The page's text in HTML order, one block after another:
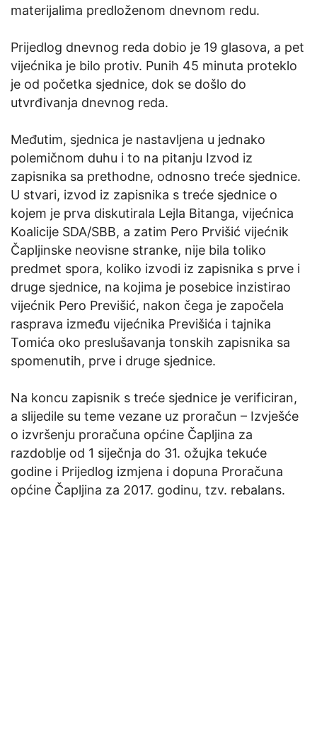
materijalima predloženom dnevnom redu.
Prijedlog dnevnog reda dobio je 19 glasova, a pet
vijećnika je bilo protiv. Punih 45 minuta proteklo
je od početka sjednice, dok se došlo do
utvrđivanja dnevnog reda.
Međutim, sjednica je nastavljena u jednako
polemičnom duhu i to na pitanju Izvod iz
zapisnika sa prethodne, odnosno treće sjednice.
U stvari, izvod iz zapisnika s treće sjednice o
kojem je prva diskutirala Lejla Bitanga, vijećnica
Koalicije SDA/SBB, a zatim Pero Prvišić vijećnik
Čapljinske neovisne stranke, nije bila toliko
predmet spora, koliko izvodi iz zapisnika s prve i
druge sjednice, na kojima je posebice inzistirao
vijećnik Pero Previšić, nakon čega je započela
rasprava između vijećnika Previšića i tajnika
Tomića oko preslušavanja tonskih zapisnika sa
spomenutih, prve i druge sjednice.
Na koncu zapisnik s treće sjednice je verificiran,
a slijedile su teme vezane uz proračun – Izvješće
o izvršenju proračuna općine Čapljina za
razdoblje od 1 siječnja do 31. ožujka tekuće
godine i Prijedlog izmjena i dopuna Proračuna
općine Čapljina za 2017. godinu, tzv. rebalans.